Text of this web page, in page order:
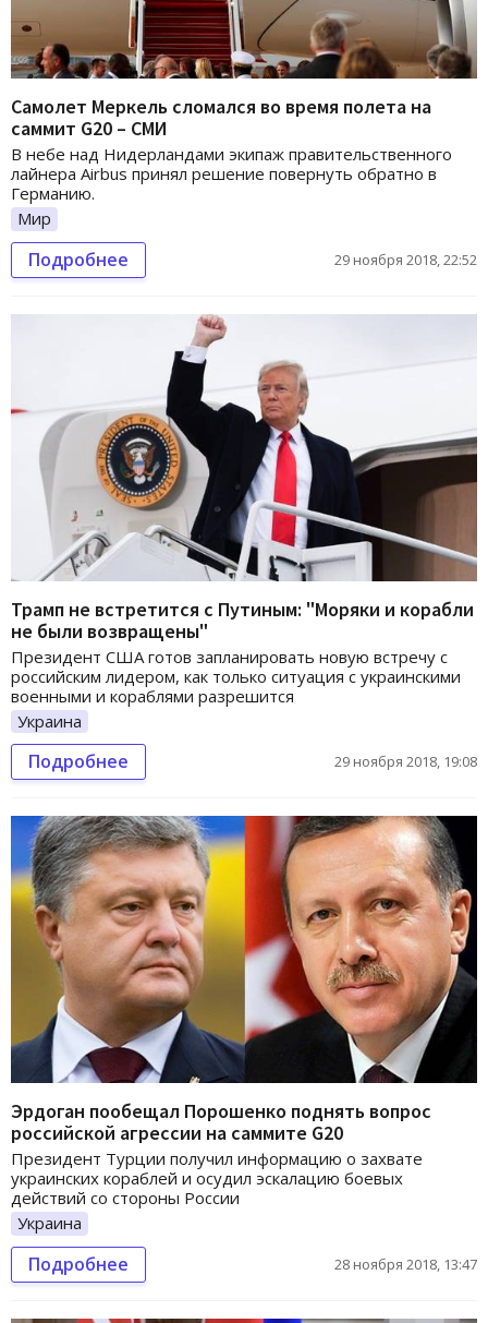
Самолет Меркель сломался во время полета на
саммит G20 – СМИ
В небе над Нидерландами экипаж правительственного
лайнера Airbus принял решение повернуть обратно в
Германию.
Мир
Подробнее 29 ноября 2018, 22:52
Трамп не встретится с Путиным: "Моряки и корабли
не были возвращены"
Президент США готов запланировать новую встречу с
российским лидером, как только ситуация с украинскими
военными и кораблями разрешится
Украина
Подробнее 29 ноября 2018, 19:08
Эрдоган пообещал Порошенко поднять вопрос
российской агрессии на саммите G20
Президент Турции получил информацию о захвате
украинских кораблей и осудил эскалацию боевых
действий со стороны России
Украина
Подробнее 28 ноября 2018, 13:47